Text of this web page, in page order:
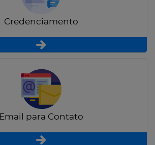
Credenciamento
Email para Contato